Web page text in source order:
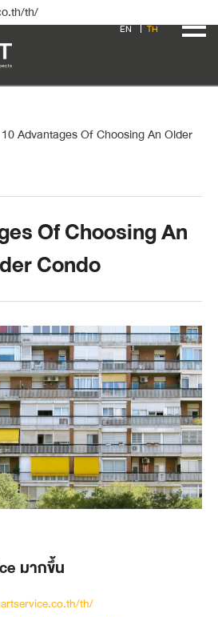
th/
EN TH
10 Advantages Of Choosing An Older
Of Choosing An
Condo
มากขึ้น
th/